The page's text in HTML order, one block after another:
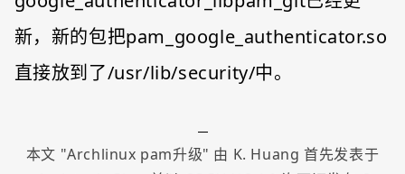
新，新的包把pam_google_authenticator.so
直接放到了/usr/lib/security/中。
本文 "Archlinux pam升级" 由 K. Huang 首先发表于